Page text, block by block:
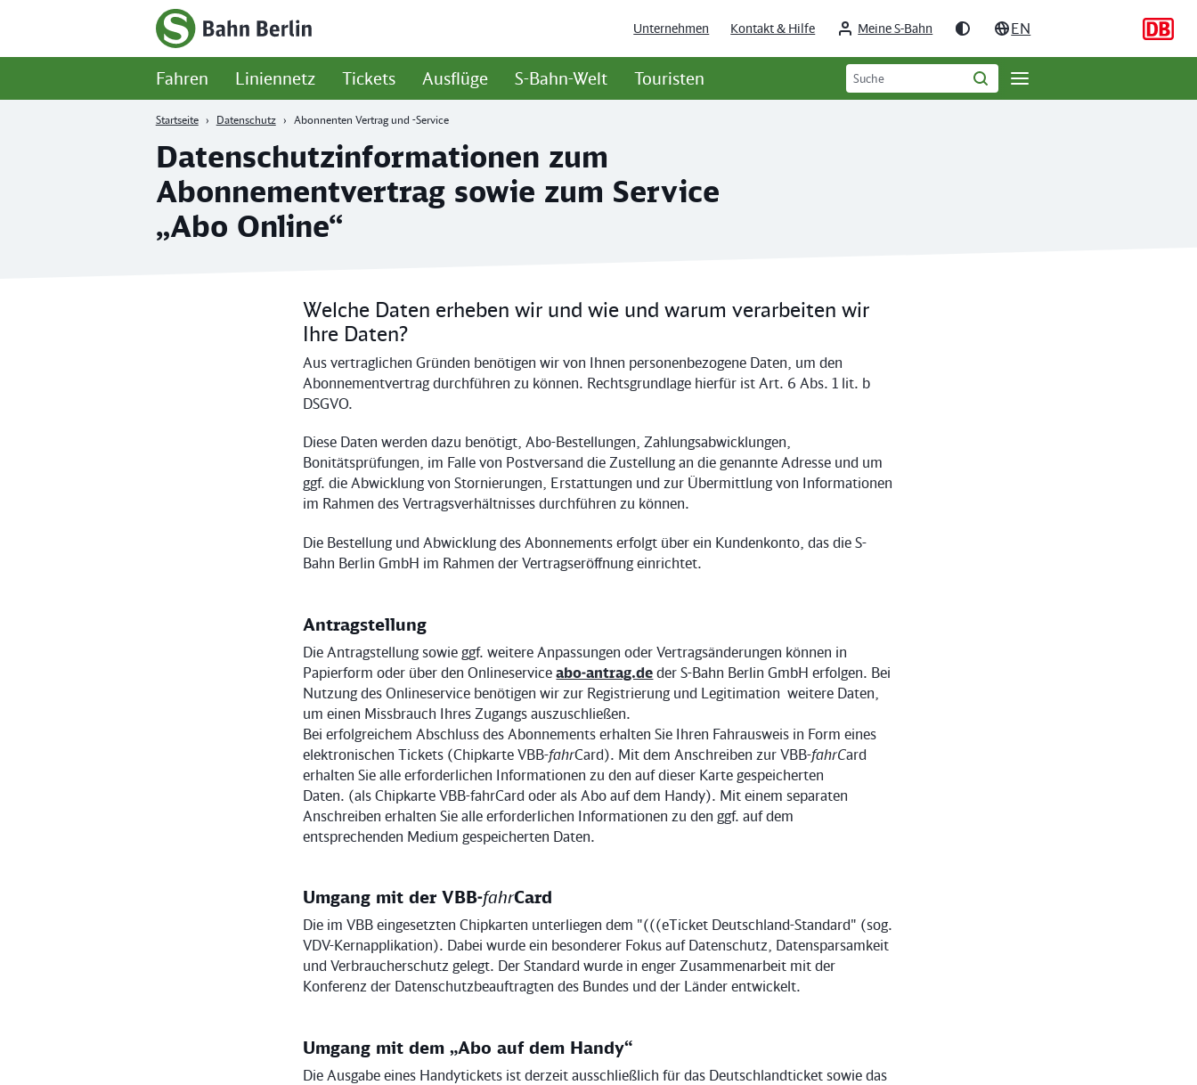
Zur
Startseite
-
S-
Bahn
Unternehmen Kontakt & Hilfe Meine S-Bahn EN
Fahren Liniennetz Tickets Ausflüge S-Bahn-Welt Touristen
Suchbegriff
eingeben
Suche
starten
Öffne
Seitennavigation
Startseite Datenschutz Abonnenten Vertrag und -Service
Datenschutzinformationen zum
Abonnementvertrag sowie zum Service
„Abo Online“
Welche Daten erheben wir und wie und warum verarbeiten wir
Ihre Daten?
Aus vertraglichen Gründen benötigen wir von Ihnen personenbezogene Daten, um den
Abonnementvertrag durchführen zu können. Rechtsgrundlage hierfür ist Art. 6 Abs. 1 lit. b
DSGVO.
Diese Daten werden dazu benötigt, Abo-Bestellungen, Zahlungsabwicklungen,
Bonitätsprüfungen, im Falle von Postversand die Zustellung an die genannte Adresse und um
ggf. die Abwicklung von Stornierungen, Erstattungen und zur Übermittlung von Informationen
im Rahmen des Vertragsverhältnisses durchführen zu können.
Die Bestellung und Abwicklung des Abonnements erfolgt über ein Kundenkonto, das die S-
Bahn Berlin GmbH im Rahmen der Vertragseröffnung einrichtet.
Antragstellung
Die Antragstellung sowie ggf. weitere Anpassungen oder Vertragsänderungen können in
Papierform oder über den Onlineserviceabo-antrag.de der S-Bahn Berlin GmbH erfolgen. Bei
Nutzung des Onlineservice benötigen wir zur Registrierung und Legitimation weitere Daten,
um einen Missbrauch Ihres Zugangs auszuschließen.
Bei erfolgreichem Abschluss des Abonnements erhalten Sie Ihren Fahrausweis in Form eines
elektronischen Tickets (Chipkarte VBB-fahrCard). Mit dem Anschreiben zur VBB-fahrCard
erhalten Sie alle erforderlichen Informationen zu den auf dieser Karte gespeicherten
Daten. (als Chipkarte VBB-fahrCard oder als Abo auf dem Handy). Mit einem separaten
Anschreiben erhalten Sie alle erforderlichen Informationen zu den ggf. auf dem
entsprechenden Medium gespeicherten Daten.
Umgang mit der VBB-fahrCard
Die im VBB eingesetzten Chipkarten unterliegen dem "(((eTicket Deutschland-Standard" (sog.
VDV-Kernapplikation). Dabei wurde ein besonderer Fokus auf Datenschutz, Datensparsamkeit
und Verbraucherschutz gelegt. Der Standard wurde in enger Zusammenarbeit mit der
Konferenz der Datenschutzbeauftragten des Bundes und der Länder entwickelt.
Umgang mit dem „Abo auf dem Handy“
Die Ausgabe eines Handytickets ist derzeit ausschließlich für das Deutschlandticket sowie das